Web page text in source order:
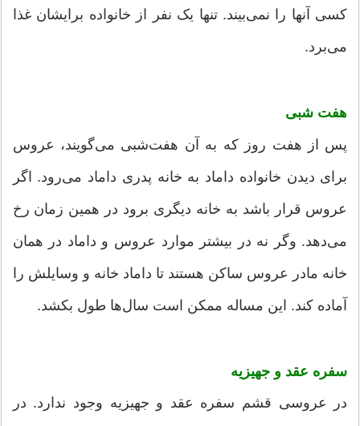
کسی آنها را نمی‌بیند. تنها یک نفر از خانواده برایشان غذا
می‌برد.
هفت شبی
پس از هفت روز که به آن هفت‌شبی می‌گویند، عروس
برای دیدن خانواده داماد به خانه پدری داماد می‌رود. اگر
عروس قرار باشد به خانه دیگری برود در همین زمان رخ
می‌دهد. وگر نه در بیشتر موارد عروس و داماد در همان
خانه مادر عروس ساکن هستند تا داماد خانه و وسایلش را
آماده کند. این مساله ممکن است سال‌ها طول بکشد.
سفره عقد و جهیزیه
در عروسی قشم سفره عقد و جهیزیه وجود ندارد. در